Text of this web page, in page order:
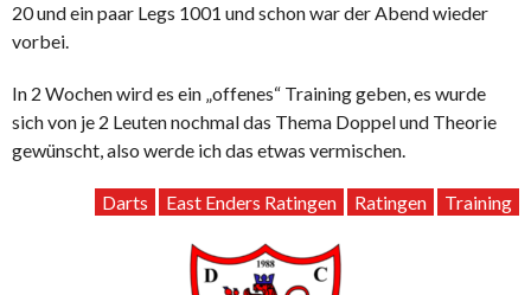
20 und ein paar Legs 1001 und schon war der Abend wieder
vorbei.
In 2 Wochen wird es ein „offenes“ Training geben, es wurde
sich von je 2 Leuten nochmal das Thema Doppel und Theorie
gewünscht, also werde ich das etwas vermischen.
Darts East Enders Ratingen Ratingen Training